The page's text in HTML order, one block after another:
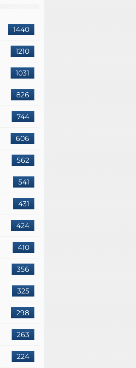
1440
1210
1031
826
744
606
562
541
431
424
410
356
325
298
263
224